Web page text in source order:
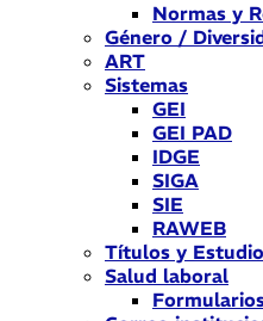
Normas y
Género /
ART
Sistemas
GEI
GEI PAD
IDGE
SIGA
SIE
RAWEB
Títulos y
Salud laboral